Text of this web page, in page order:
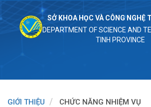
SỞ KHOA HỌC VÀ CÔNG NGHỆ
DEPARTMENT OF SCIENCE AND
TINH PROVINCE
GIỚI THIỆU CHỨC NĂNG NHIỆM VỤ